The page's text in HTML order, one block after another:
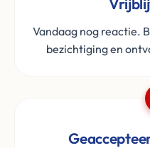
Vandaag nog reactie.
bezichtiging en